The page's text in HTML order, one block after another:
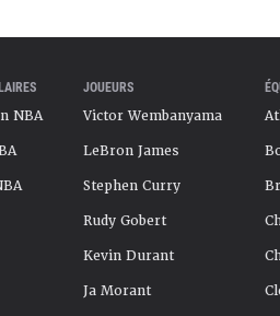
NBA
JOUEURS
Victor Wembanyama
LeBron James
Stephen Curry
Rudy Gobert
Kevin Durant
Ja Morant